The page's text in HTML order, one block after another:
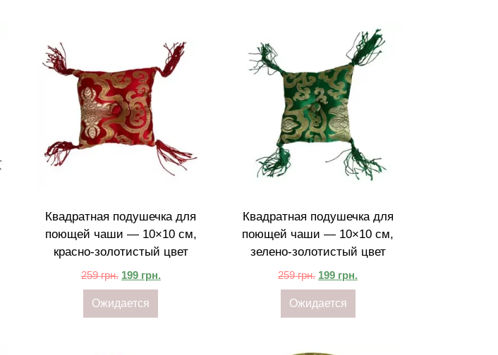
Квадратная подушечка для
поющей чаши — 10×10 см,
красно-золотистый цвет
259грн. 199 грн.
Ожидается
Квадратная подушечка для
поющей чаши — 10×10 см,
зелено-золотистый цвет
259грн. 199 грн.
Ожидается